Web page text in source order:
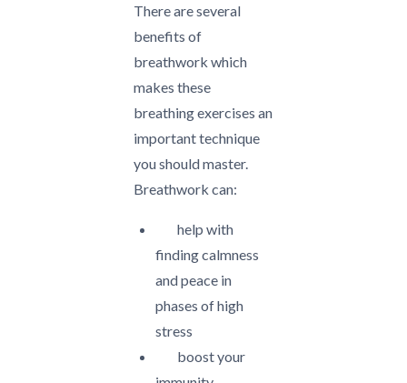
There are several
benefits of
breathwork which
makes these
breathing exercises an
important technique
you should master.
Breathwork can:
help with
finding calmness
and peace in
phases of high
stress
boost your